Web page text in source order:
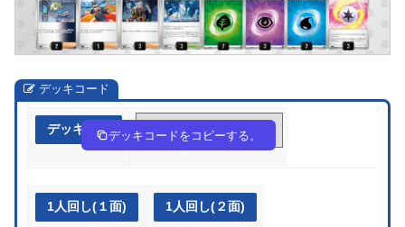
デッキコード
デッキ作成 L9nggn-9kXqkM-Hng6ng
デッキコードをコピーする。
1人回し(１面) 1人回し(２面)